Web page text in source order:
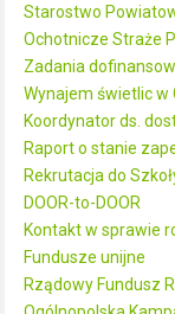
Starostwo
Ochotnicze Straże
Zadania
Wynajem świetlic w
Koordynator ds.
Raport o stanie
Rekrutacja do
DOOR-to-DOOR
Kontakt w sprawie
Fundusze unijne
Rządowy Fundusz